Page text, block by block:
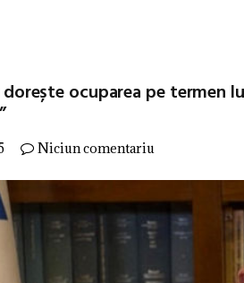
ocuparea pe termen
Niciun comentariu